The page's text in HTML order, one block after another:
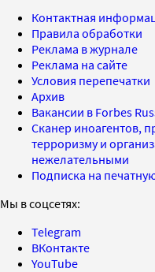
Контактная
Правила обработки
Реклама в журнале
Реклама на сайте
Условия перепечатки
Архив
Вакансии в Forbes
Сканер иноагентов,
терроризму и
нежелательными
Подписка на
Мы в соцсетях:
Telegram
ВКонтакте
YouTube